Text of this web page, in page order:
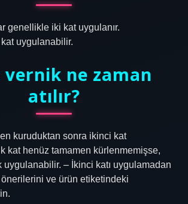
genellikle iki kat uygulanır.
uygulanabilir.
ne zaman
atılır?
kuruduktan sonra ikinci kat
kat henüz tamamen kürlenmemişse,
uygulanabilir. – İkinci katı uygulamadan
ve ürün etiketindeki